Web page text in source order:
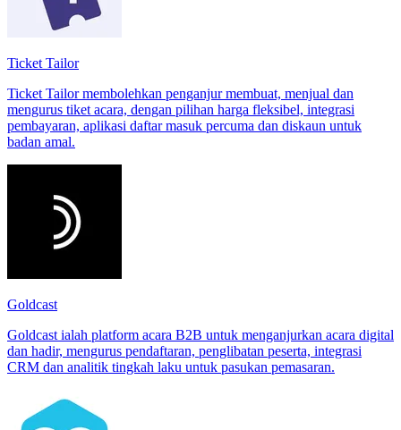
Ticket Tailor
Ticket Tailor membolehkan penganjur membuat, menjual dan
mengurus tiket acara, dengan pilihan harga fleksibel, integrasi
pembayaran, aplikasi daftar masuk percuma dan diskaun untuk
badan amal.
Goldcast
Goldcast ialah platform acara B2B untuk menganjurkan acara digital
dan hadir, mengurus pendaftaran, penglibatan peserta, integrasi
CRM dan analitik tingkah laku untuk pasukan pemasaran.